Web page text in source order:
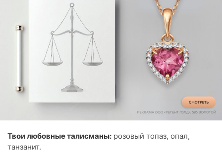
Твои любовные талисманы: розовый топаз, опал,
танзанит.